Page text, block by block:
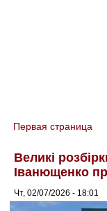
You are here
Первая страница
Великі
Іванющенко
Чт, 02/07/2026 - 18:01